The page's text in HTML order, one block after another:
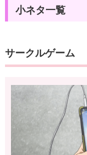
小ネタ一覧
サークルゲーム